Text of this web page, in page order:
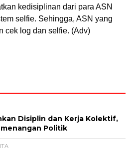
kedisiplinan dari para ASN
selfie. Sehingga, ASN yang
cek log dan selfie. (Adv)
Disiplin dan Kerja Kolektif,
Politik